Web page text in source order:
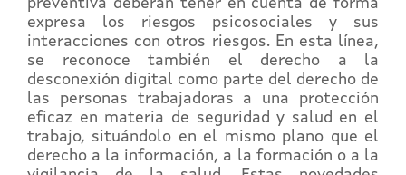
preventiva deberán tener en cuenta de forma
expresa los riesgos psicosociales y sus
interacciones con otros riesgos. En esta línea,
se reconoce también el derecho a la
desconexión digital como parte del derecho de
las personas trabajadoras a una protección
eficaz en materia de seguridad y salud en el
trabajo, situándolo en el mismo plano que el
derecho a la información, a la formación o a la